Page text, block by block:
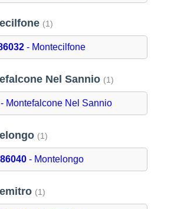
(1)
- Montecilfone
Nel Sannio (1)
Montefalcone Nel Sannio
(1)
86040- Montelongo
(1)